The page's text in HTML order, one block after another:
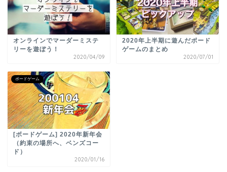
オンラインでマーダーミステ
リーを遊ぼう！
2020/04/09
2020年上半期に遊んだボード
ゲームのまとめ
2020/07/01
ボードゲーム
[ボードゲーム] 2020年新年会
（約束の場所へ、ベンズコー
ド）
2020/01/16